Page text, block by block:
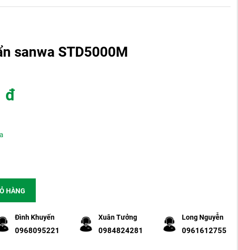
sanwa STD5000M
đ
HÀNG
Đình Khuyến
0968095221
Xuân Tưởng
0984824281
Long Nguyễn
0961612755